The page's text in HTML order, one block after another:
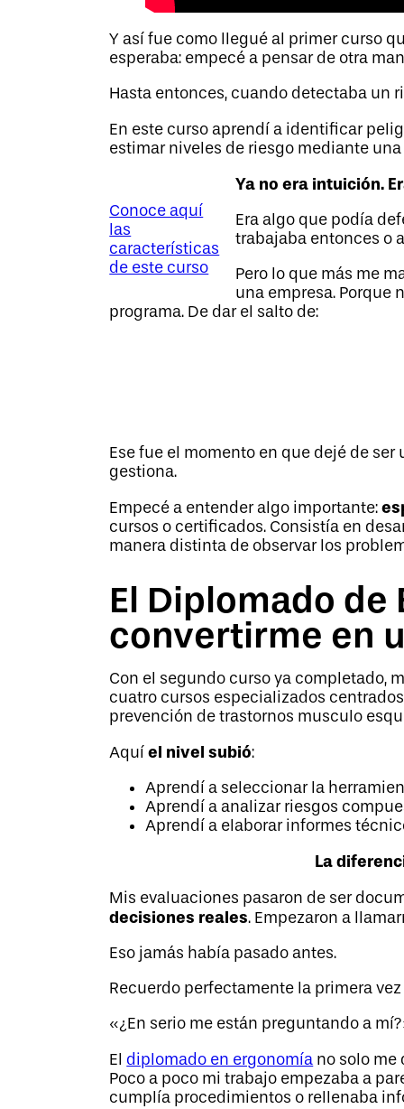
Y así fue como llegué al primer curso
esperaba: empecé a pensar de otra
Hasta entonces, cuando detectaba un
En este curso aprendí a identificar
estimar niveles de riesgo mediante
Conoce aquí
las
características
de este curso
Ya no era intuición.
Era algo que podía
trabajaba entonces o
Pero lo que más me
una empresa. Porque
programa. De dar el salto de:
Ese fue el momento en que dejé de
gestiona.
Empecé a entender algo importante:
cursos o certificados. Consistía en
manera distinta de observar los
El Diplomado
convertirme en
Con el segundo curso ya completado,
cuatro cursos especializados
prevención de trastornos musculo
Aquíel nivel subió:
Aprendí a seleccionar la
Aprendí a analizar riesgos
Aprendí a elaborar informes
La
Mis evaluaciones pasaron de ser
decisiones reales. Empezaron a
Eso jamás había pasado antes.
Recuerdo perfectamente la primera
«¿En serio me están preguntando a
El diplomado en ergonomía no solo
Poco a poco mi trabajo empezaba a
cumplía procedimientos o rellenaba